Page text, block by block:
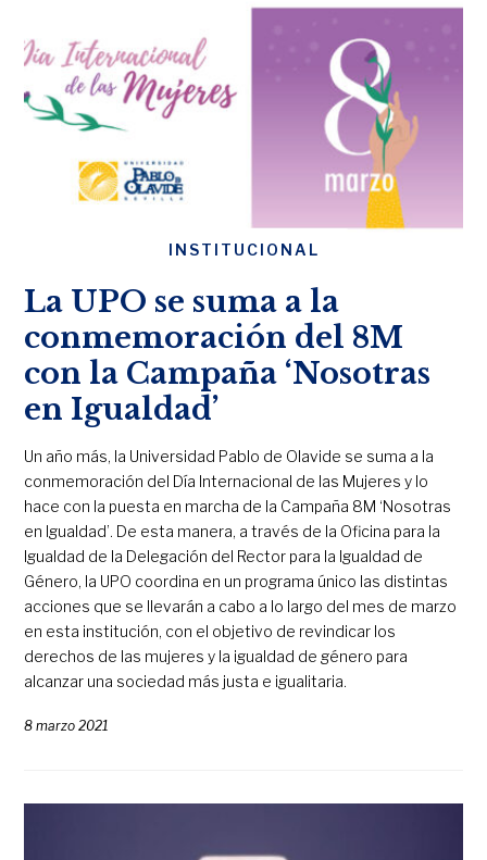
INSTITUCIONAL
La UPO se suma a la
conmemoración del 8M
con la Campaña ‘Nosotras
en Igualdad’
Un año más, la Universidad Pablo de Olavide se suma a la
conmemoración del Día Internacional de las Mujeres y lo
hace con la puesta en marcha de la Campaña 8M ‘Nosotras
en Igualdad’. De esta manera, a través de la Oficina para la
Igualdad de la Delegación del Rector para la Igualdad de
Género, la UPO coordina en un programa único las distintas
acciones que se llevarán a cabo a lo largo del mes de marzo
en esta institución, con el objetivo de revindicar los
derechos de las mujeres y la igualdad de género para
alcanzar una sociedad más justa e igualitaria.
8 marzo 2021